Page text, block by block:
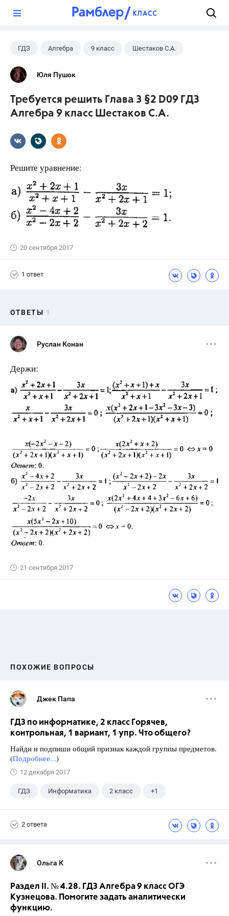
ГДЗ Алгебра 9 класс Шестаков С.А.
Юля Пушок
Требуется решить Глава 3 §2 D09 ГДЗ
Алгебра 9 класс Шестаков С.А.
Решите уравнение:
20 сентября 2017
1 ответ
ОТВЕТЫ 1
Руслан Конан
Держи:
21 сентября 2017
ПОХОЖИЕ ВОПРОСЫ
Джек Папа
ГДЗ по информатике, 2 класс Горячев,
контрольная, 1 вариант, 1 упр. Что общего?
Найди и подпиши общий признак каждой группы предметов.
(Подробнее...)
12 декабря 2017
ГДЗ Информатика 2 класс +1
2 ответа
Ольга К
Раздел II. № 4.28. ГДЗ Алгебра 9 класс ОГЭ
Кузнецова. Помогите задать аналитически
функцию.